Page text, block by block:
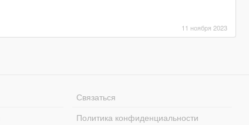
11 ноября 2023
Связаться
Политика конфиденциальности